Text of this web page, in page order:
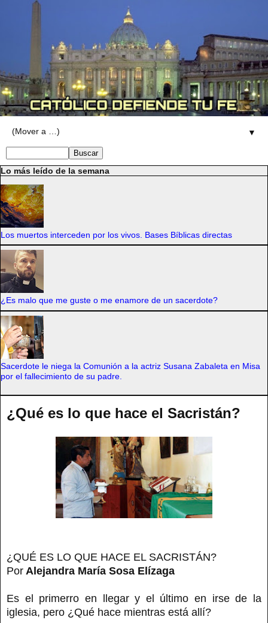
▼
Lo más leído de la semana
Los muertos interceden por los vivos. Bases Bíblicas directas
¿Es malo que me guste o me enamore de un sacerdote?
Sacerdote le niega la Comunión a la actriz Susana Zabaleta en Misa
por el fallecimiento de su padre.
¿Qué es lo que hace el Sacristán?
¿QUÉ ES LO QUE HACE EL SACRISTÁN?
Por Alejandra María Sosa Elízaga
Es el primerro en llegar y el último en irse de la
iglesia, pero ¿Qué hace mientras está allí?